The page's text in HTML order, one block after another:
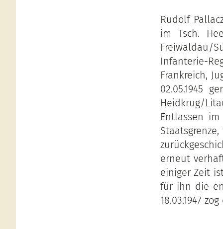
Rudolf
im Tsch.
Freiwaldau/
Infanterie-
Frankreich,
02.05.1945
Heidkrug/
Entlassen
erneut
einiger Zeit
für ihn die
18.03.1947